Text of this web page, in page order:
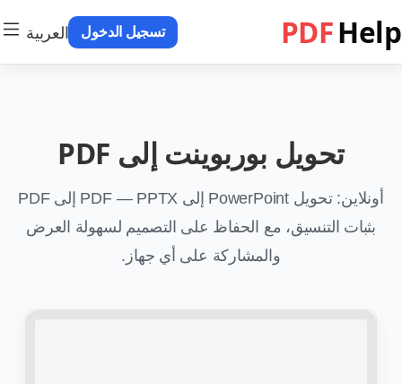
PDFHelp تسجيل الدخول العربية
تحويل بوربوينت إلى PDF
أونلاين: تحويل PowerPoint إلى PDF — PPTX إلى PDF
بثبات التنسيق، مع الحفاظ على التصميم لسهولة العرض
والمشاركة على أي جهاز.